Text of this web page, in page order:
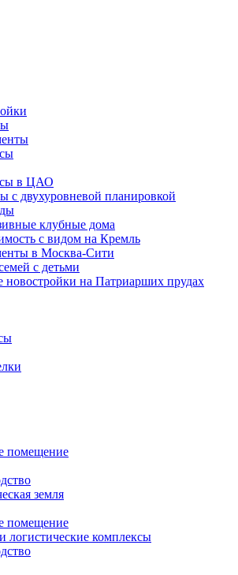
в ЦАО
с двухуровневой планировкой
клубные дома
с видом на Кремль
в Москва-Сити
с детьми
новостройки на Патриарших прудах
помещение
земля
помещение
логистические комплексы